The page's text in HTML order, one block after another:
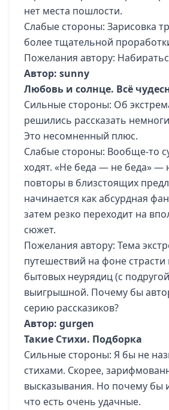
нет места пошлости.
Слабые стороны: Зарисовка
более тщательной
Пожелания автору:
Автор: sunny
Любовь и солнце. Всё
Сильные стороны: Об
решились рассказать
Это несомненный плюс.
Слабые стороны: Вообще-то
ходят. «Не беда — не беда» —
повторы в близстоящих
начинается как абсурдная
затем резко переходит на
сюжет.
Пожелания автору: Тема
путешествий на фоне
бытовых неурядиц (с
выигрышной. Почему бы
серию рассказиков?
Автор: gurgen
Такие Стихи. Подборка
Сильные стороны: Я бы не
стихами. Скорее,
высказывания. Но почему бы
что есть очень удачные.